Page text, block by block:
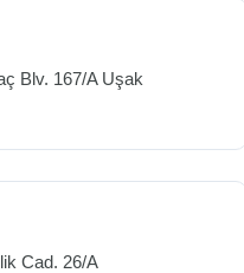
Blv. 167/A Uşak
Cad. 26/A